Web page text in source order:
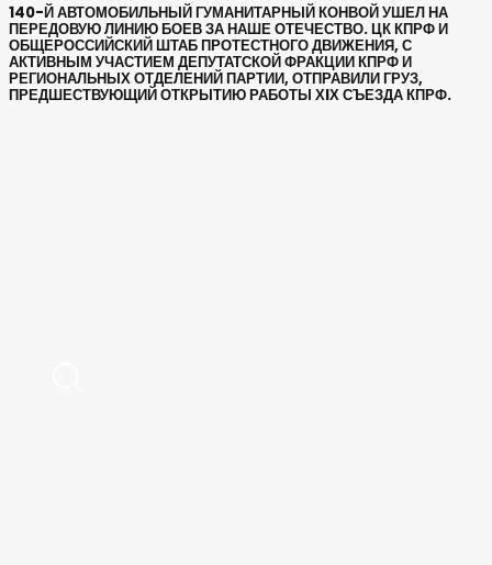
140-Й АВТОМОБИЛЬНЫЙ ГУМАНИТАРНЫЙ КОНВОЙ УШЕЛ НА
ПЕРЕДОВУЮ ЛИНИЮ БОЕВ ЗА НАШЕ ОТЕЧЕСТВО. ЦК КПРФ И
ОБЩЕРОССИЙСКИЙ ШТАБ ПРОТЕСТНОГО ДВИЖЕНИЯ, С
АКТИВНЫМ УЧАСТИЕМ ДЕПУТАТСКОЙ ФРАКЦИИ КПРФ И
РЕГИОНАЛЬНЫХ ОТДЕЛЕНИЙ ПАРТИИ, ОТПРАВИЛИ ГРУЗ,
ПРЕДШЕСТВУЮЩИЙ ОТКРЫТИЮ РАБОТЫ ХIХ СЪЕЗДА КПРФ.